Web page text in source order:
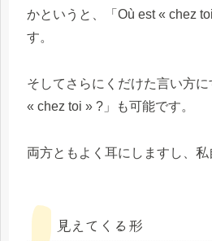
かというと、「Où est « chez
す。
そしてさらにくだけた言い方に
« chez toi » ?」も可能です。
両方ともよく耳にしますし、私
見えてくる形